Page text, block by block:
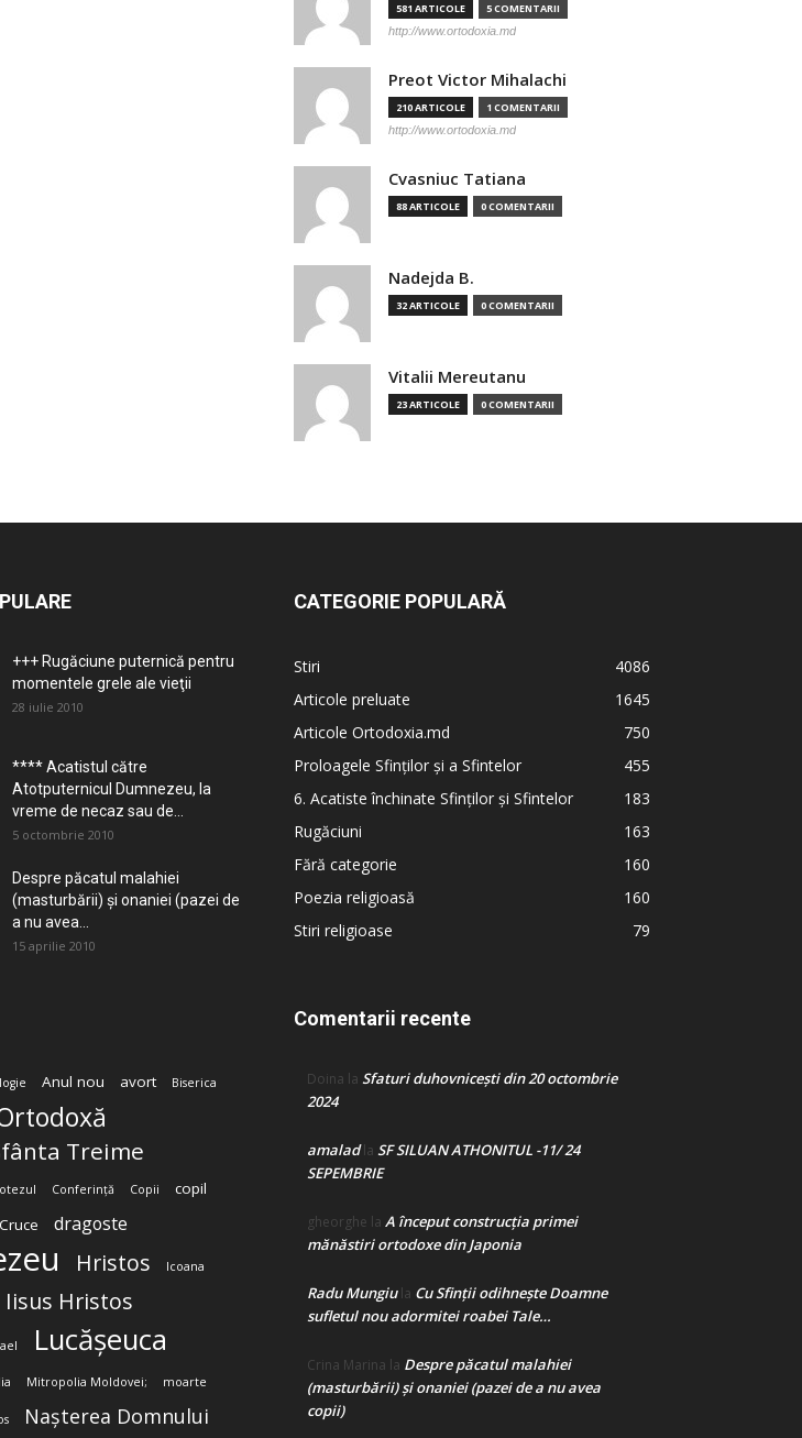
581 ARTICOLE 5 COMENTARII
http://www.ortodoxia.md
Preot Victor Mihalachi
210 ARTICOLE 1 COMENTARII
http://www.ortodoxia.md
Cvasniuc Tatiana
88 ARTICOLE 0 COMENTARII
Nadejda B.
32 ARTICOLE 0 COMENTARII
Vitalii Mereutanu
23 ARTICOLE 0 COMENTARII
+++ Rugăciune puternică pentru
momentele grele ale vieţii
28 iulie 2010
**** Acatistul către
Atotputernicul Dumnezeu, la
vreme de necaz sau de...
5 octombrie 2010
Despre păcatul malahiei
(masturbării) şi onaniei (pazei de
a nu avea...
15 aprilie 2010
Anul nou avort Biserica
Treime
Conferință Copii
copil
Cruce dragoste
Hristos Icoana
Iisus Hristos
Lucășeuca
Mitropolia Moldovei; moarte
Nașterea Domnului
CATEGORIE POPULARĂ
Stiri
4086
Articole preluate
1645
Articole Ortodoxia.md
750
Proloagele Sfinților și a Sfintelor
455
6. Acatiste închinate Sfinților și Sfintelor
183
Rugăciuni
163
Fără categorie
160
Poezia religioasă
160
Stiri religioase
79
Comentarii recente
Doina la Sfaturi duhovnicești din 20 octombrie
2024
amaladla SF SILUAN ATHONITUL -11/ 24
SEPEMBRIE
gheorghe la A început construcţia primei
mănăstiri ortodoxe din Japonia
Radu Mungiula Cu Sfinții odihnește Doamne
sufletul nou adormitei roabei Tale…
Crina Marina la Despre păcatul malahiei
(masturbării) şi onaniei (pazei de a nu avea
copii)